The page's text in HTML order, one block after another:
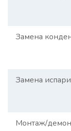
Замена
Замена
Монтаж/